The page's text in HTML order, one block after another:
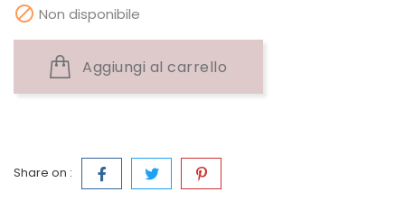
 Non disponibile
Aggiungi al carrello
Share on :